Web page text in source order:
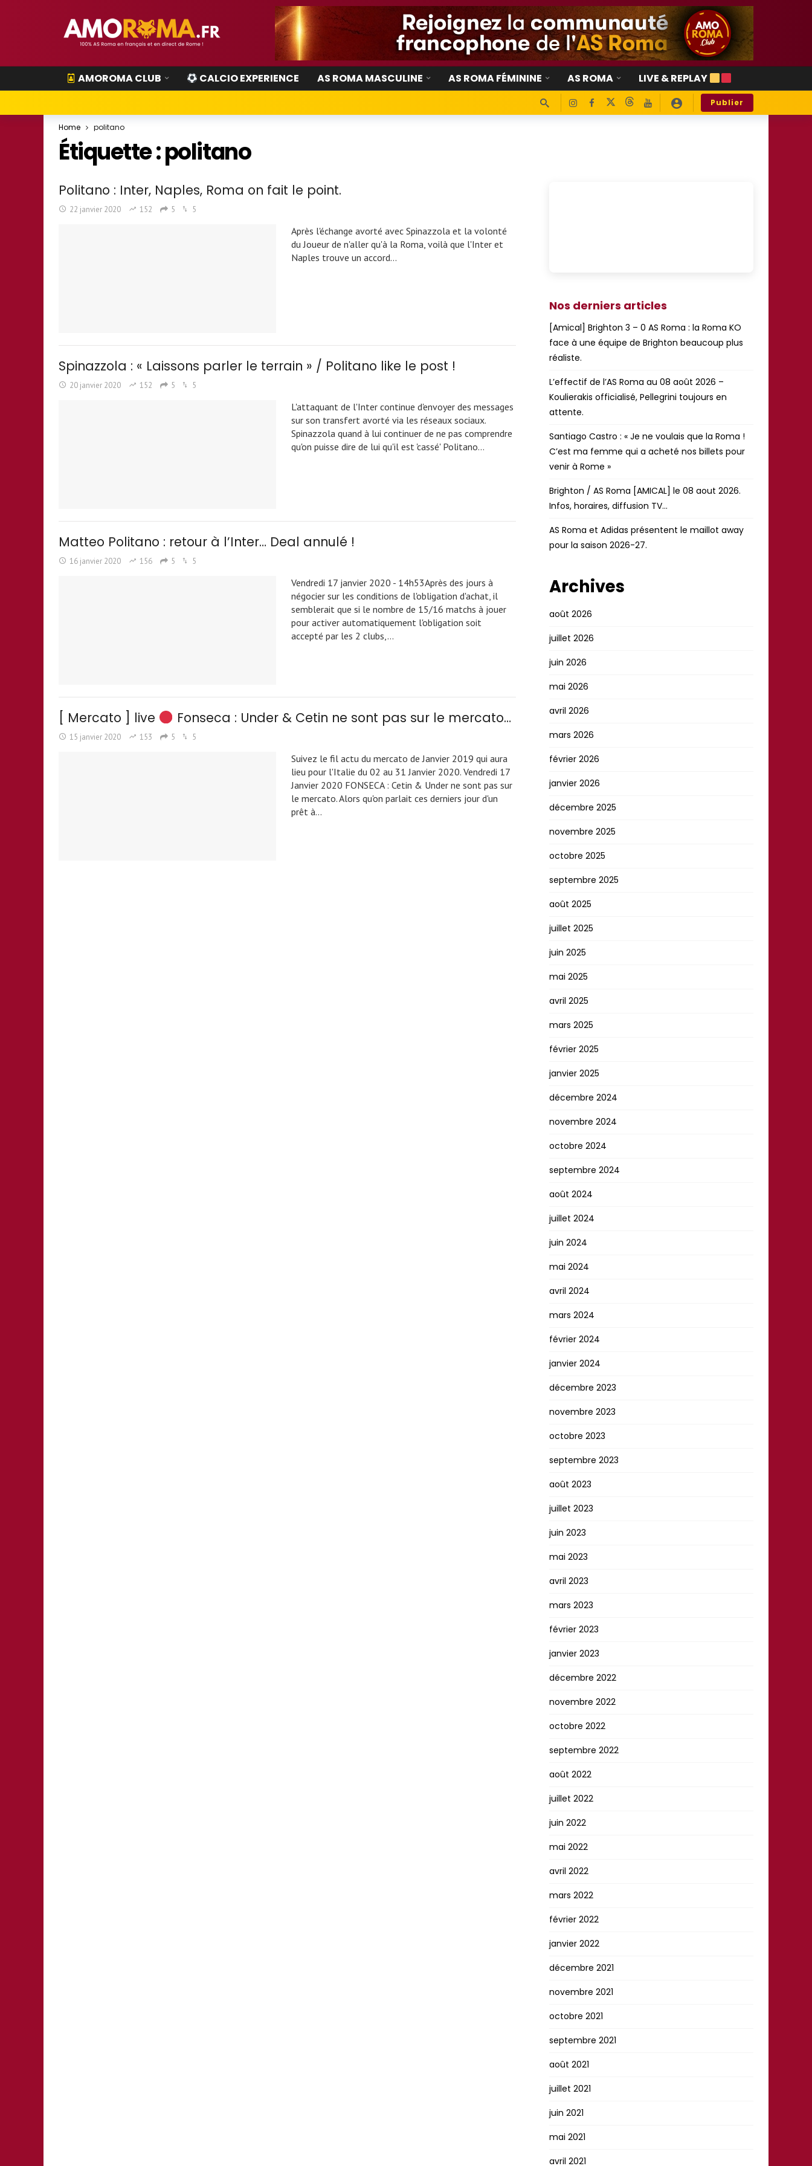
AMOROMA CLUB CALCIO EXPERIENCE AS ROMA MASCULINE AS ROMA FÉMININE AS ROMA LIVE & REPLAY
Publier
Home politano
Étiquette :politano
Politano : Inter, Naples, Roma on fait le point.
22 janvier 2020 152 5 5
Après l'échange avorté avec Spinazzola et la volonté
du Joueur de n'aller qu'à la Roma, voilà que l'Inter et
Naples trouve un accord...
Spinazzola : « Laissons parler le terrain » / Politano like le post !
20 janvier 2020 152 5 5
L'attaquant de l'Inter continue d'envoyer des messages
sur son transfert avorté via les réseaux sociaux.
Spinazzola quand à lui continuer de ne pas comprendre
qu'on puisse dire de lui qu'il est 'cassé' Politano…
Matteo Politano : retour à l’Inter… Deal annulé !
16 janvier 2020 156 5 5
Vendredi 17 janvier 2020 - 14h53Après des jours à
négocier sur les conditions de l'obligation d'achat, il
semblerait que si le nombre de 15/16 matchs à jouer
pour activer automatiquement l'obligation soit
accepté par les 2 clubs,…
[ Mercato ] live Fonseca : Under & Cetin ne sont pas sur le mercato…
15 janvier 2020 153 5 5
Suivez le fil actu du mercato de Janvier 2019 qui aura
lieu pour l'Italie du 02 au 31 Janvier 2020. Vendredi 17
Janvier 2020 FONSECA : Cetin & Under ne sont pas sur
le mercato. Alors qu'on parlait ces derniers jour d'un
prêt à…
Nos derniers articles
[Amical] Brighton 3 – 0 AS Roma : la Roma KO
face à une équipe de Brighton beaucoup plus
réaliste.
L’effectif de l’AS Roma au 08 août 2026 –
Koulierakis officialisé, Pellegrini toujours en
attente.
Santiago Castro : « Je ne voulais que la Roma !
C’est ma femme qui a acheté nos billets pour
venir à Rome »
Brighton / AS Roma [AMICAL] le 08 aout 2026.
Infos, horaires, diffusion TV…
AS Roma et Adidas présentent le maillot away
pour la saison 2026-27.
Archives
août 2026
juillet 2026
juin 2026
mai 2026
avril 2026
mars 2026
février 2026
janvier 2026
décembre 2025
novembre 2025
octobre 2025
septembre 2025
août 2025
juillet 2025
juin 2025
mai 2025
avril 2025
mars 2025
février 2025
janvier 2025
décembre 2024
novembre 2024
octobre 2024
septembre 2024
août 2024
juillet 2024
juin 2024
mai 2024
avril 2024
mars 2024
février 2024
janvier 2024
décembre 2023
novembre 2023
octobre 2023
septembre 2023
août 2023
juillet 2023
juin 2023
mai 2023
avril 2023
mars 2023
février 2023
janvier 2023
décembre 2022
novembre 2022
octobre 2022
septembre 2022
août 2022
juillet 2022
juin 2022
mai 2022
avril 2022
mars 2022
février 2022
janvier 2022
décembre 2021
novembre 2021
octobre 2021
septembre 2021
août 2021
juillet 2021
juin 2021
mai 2021
avril 2021